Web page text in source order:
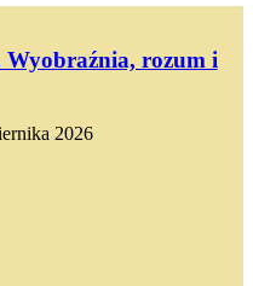
Wyobraźnia, rozum i
2026